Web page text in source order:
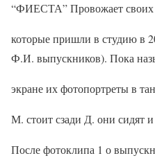
“ФИЕСТА” Провожает своих
которые пришли в студию в
Ф.И. выпускников). Пока
экране их фотопортреты в
М. стоит сзади Д. они сидят
После фотоклипа 1 о